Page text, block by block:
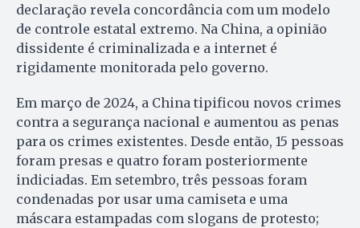
declaração revela concordância com um modelo
de controle estatal extremo. Na China, a opinião
dissidente é criminalizada e a internet é
rigidamente monitorada pelo governo.
Em março de 2024, a China tipificou novos crimes
contra a segurança nacional e aumentou as penas
para os crimes existentes. Desde então, 15 pessoas
foram presas e quatro foram posteriormente
indiciadas. Em setembro, três pessoas foram
condenadas por usar uma camiseta e uma
máscara estampadas com slogans de protesto;